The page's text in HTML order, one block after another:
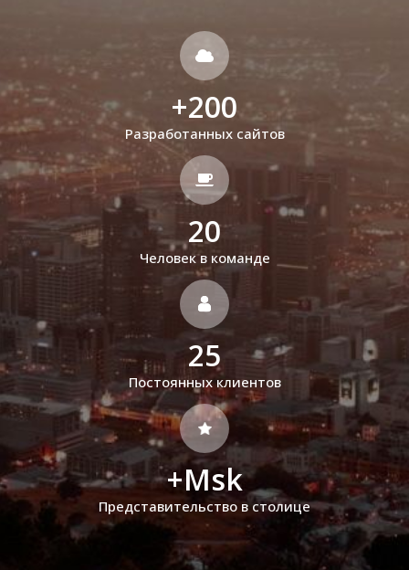
+200
Разработанных сайтов
20
Человек в команде
25
Постоянных клиентов
+Msk
Представительство в столице